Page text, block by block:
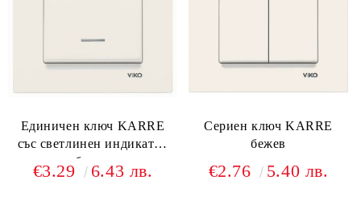
Единичен ключ KARRE
със светлинен индикатор
бежев
€3.29 6.43 лв.
Сериен ключ KARRE
бежев
€2.76 5.40 лв.